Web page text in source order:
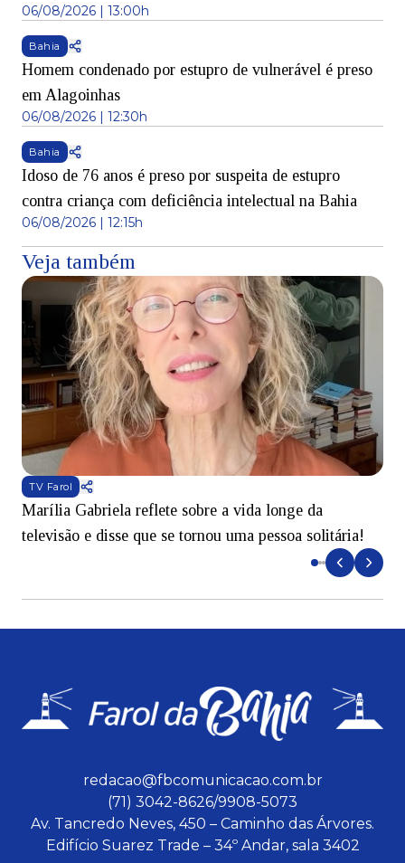
06/08/2026 | 13:00h
Bahia
Homem condenado por estupro de vulnerável é preso
em Alagoinhas
06/08/2026 | 12:30h
Bahia
Idoso de 76 anos é preso por suspeita de estupro
contra criança com deficiência intelectual na Bahia
06/08/2026 | 12:15h
Veja também
TV Farol
Marília Gabriela reflete sobre a vida longe da
televisão e disse que se tornou uma pessoa solitária!
redacao@fbcomunicacao.com.br
(71) 3042-8626/9908-5073
Av. Tancredo Neves, 450 – Caminho das Árvores.
Edifício Suarez Trade – 34º Andar, sala 3402